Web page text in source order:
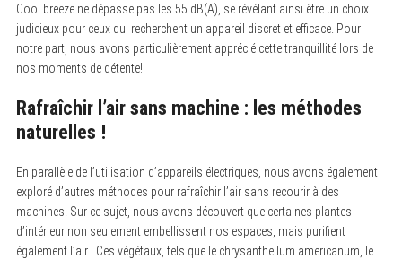
Cool breeze ne dépasse pas les 55 dB(A), se révélant ainsi être un choix
judicieux pour ceux qui recherchent un appareil discret et efficace. Pour
notre part, nous avons particulièrement apprécié cette tranquillité lors de
nos moments de détente!
Rafraîchir l’air sans machine : les méthodes
naturelles !
En parallèle de l’utilisation d’appareils électriques, nous avons également
exploré d’autres méthodes pour rafraîchir l’air sans recourir à des
machines. Sur ce sujet, nous avons découvert que certaines plantes
d’intérieur non seulement embellissent nos espaces, mais purifient
également l’air ! Ces végétaux, tels que le chrysanthellum americanum, le